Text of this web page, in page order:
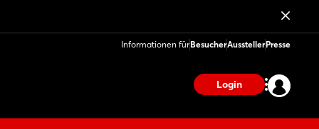
Informationen fürBesucherAusstellerPresse
Login